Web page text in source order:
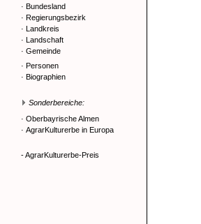
· Bundesland
· Regierungsbezirk
· Landkreis
· Landschaft
· Gemeinde
· Personen
· Biographien
Sonderbereiche:
· Oberbayrische Almen
· AgrarKulturerbe in Europa
- AgrarKulturerbe-Preis